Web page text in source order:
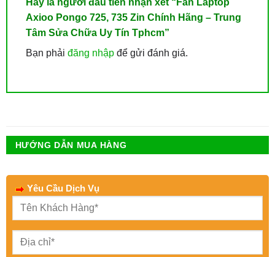
Hãy là người đầu tiên nhận xét “Fan Laptop
Axioo Pongo 725, 735 Zin Chính Hãng – Trung
Tâm Sửa Chữa Uy Tín Tphcm”
Bạn phải đăng nhậpđể gửi đánh giá.
HƯỚNG DẪN MUA HÀNG
Yêu Cầu Dịch Vụ